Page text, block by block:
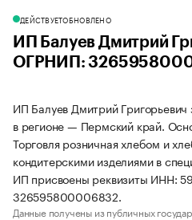
ДЕЙСТВУЕТОБНОВЛЕНО
ИП Балуев Дмитрий
ОГРНИП:
ИП Балуев Дмитрий Григорьевич
в регионе — Пермский край.
Торговля розничная хлебом и
кондитерскими изделиями в
ИП присвоены реквизиты ИНН:
326595800006832.
Данные получены из публичных